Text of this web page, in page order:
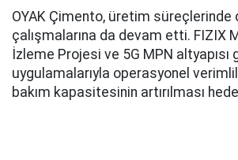
OYAK Çimento, üretim
çalışmalarına da devam etti. FIZIX
İzleme Projesi ve 5G MPN altyapısı
uygulamalarıyla operasyonel
bakım kapasitesinin artırılması